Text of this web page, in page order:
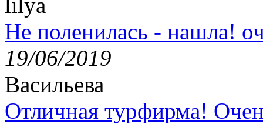
lilya
Не поленилась - нашла!
19/06/2019
Васильева
Отличная турфирма!